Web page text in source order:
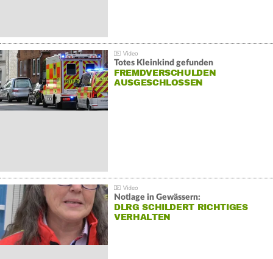
Totes Kleinkind gefunden
FREMDVERSCHULDEN
AUSGESCHLOSSEN
Notlage in Gewässern:
DLRG SCHILDERT RICHTIGES
VERHALTEN